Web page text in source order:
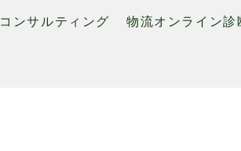
コンサルティング 物流オンライン診